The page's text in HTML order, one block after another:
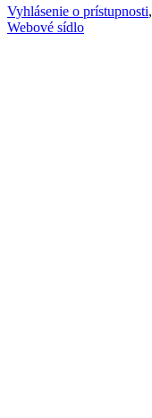
Vyhlásenie o prístupnosti,
Webové sídlo